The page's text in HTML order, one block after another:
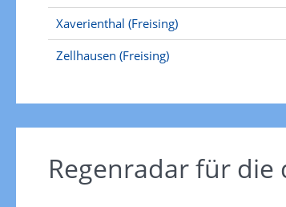
Xaverienthal (Freising)
Zellhausen (Freising)
Regenradar für